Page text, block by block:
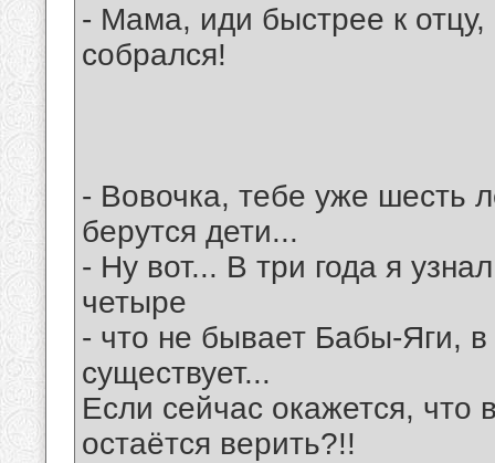
- Мама, иди быстрее к
собрался!
- Вовочка, тебе уже шесть
берутся дети...
- Ну вот... В три года я
четыре
- что не бывает Бабы-Яги,
существует...
Если сейчас окажется, что
остаётся верить?!!